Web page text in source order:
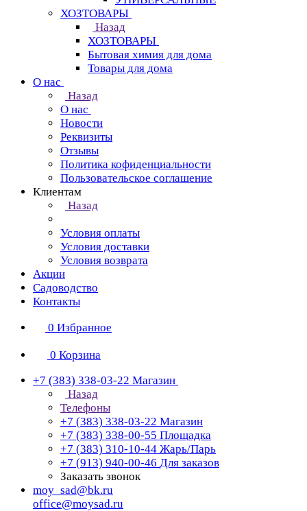
ХОЗТОВАРЫ
Назад
ХОЗТОВАРЫ
Бытовая химия для дома
Товары для дома
О нас
Назад
О нас
Новости
Реквизиты
Отзывы
Политика кофиденциальности
Пользовательское соглашение
Клиентам
Назад
Условия оплаты
Условия доставки
Условия возврата
Акции
Садоводство
Контакты
0 Избранное
0 Корзина
+7 (383) 338-03-22 Магазин
Назад
Телефоны
+7 (383) 338-03-22 Магазин
+7 (383) 338-00-55 Площадка
+7 (383) 310-10-44 Жарь/Парь
+7 (913) 940-00-46 Для заказов
Заказать звонок
moy_sad@bk.ru
office@moysad.ru